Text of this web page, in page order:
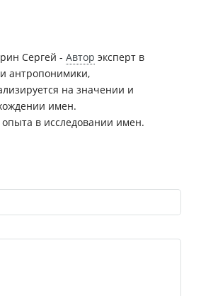
Сергей - Автор эксперт в
антропонимики,
на значении и
имен.
в исследовании имен.